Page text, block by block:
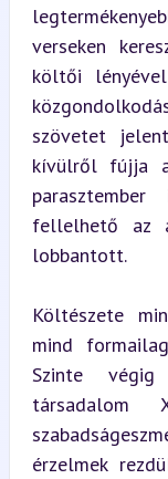
verseken
költői
szövetet
kívülről fújja
fellelhető az
lobbantott.
Költészete
mind
Szinte
társadalom
érzelmek